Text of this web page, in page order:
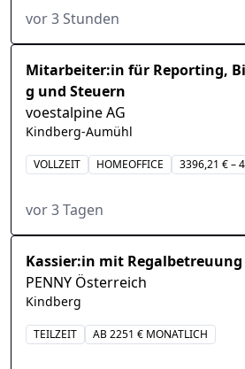
vor 3 Stunden
Mitarbeiter:in für Reporting,
g und Steuern
voestalpine AG
Kindberg-Aumühl
VOLLZEIT HOMEOFFICE 3396,21 € –
vor 3 Tagen
Kassier:in mit Regalbetreuung
PENNY Österreich
Kindberg
TEILZEIT AB 2251 € MONATLICH